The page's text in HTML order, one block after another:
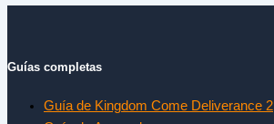
Guías completas
Guía de Kingdom Come Deliverance 2